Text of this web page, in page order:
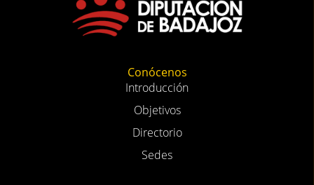
Conócenos
Introducción
Objetivos
Directorio
Sedes